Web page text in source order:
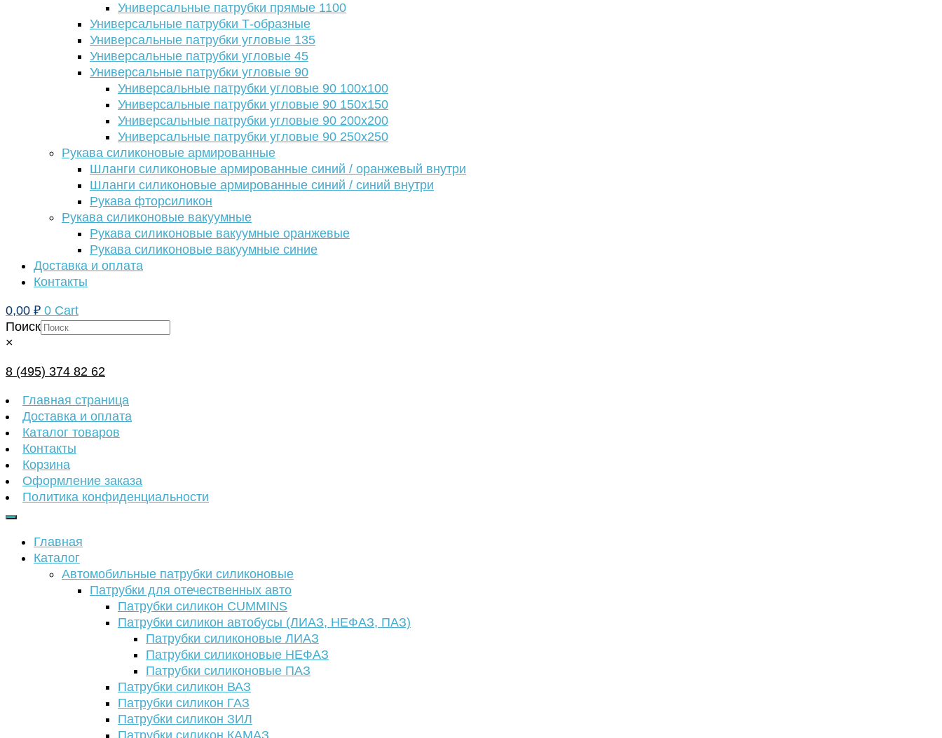
Универсальные патрубки прямые 1100
Универсальные патрубки Т-образные
Универсальные патрубки угловые 135
Универсальные патрубки угловые 45
Универсальные патрубки угловые 90
Универсальные патрубки угловые 90 100х100
Универсальные патрубки угловые 90 150х150
Универсальные патрубки угловые 90 200х200
Универсальные патрубки угловые 90 250х250
Рукава силиконовые армированные
Шланги силиконовые армированные синий / оранжевый внутри
Шланги силиконовые армированные синий / синий внутри
Рукава фторсиликон
Рукава силиконовые вакуумные
Рукава силиконовые вакуумные оранжевые
Рукава силиконовые вакуумные синие
Доставка и оплата
Контакты
0,00 ₽ 0 Cart
Поиск
×
8 (495) 374 82 62
Главная страница
Доставка и оплата
Каталог товаров
Контакты
Корзина
Оформление заказа
Политика конфиденциальности
Главная
Каталог
Автомобильные патрубки силиконовые
Патрубки для отечественных авто
Патрубки силикон CUMMINS
Патрубки силикон автобусы (ЛИАЗ, НЕФАЗ, ПАЗ)
Патрубки силиконовые ЛИАЗ
Патрубки силиконовые НЕФАЗ
Патрубки силиконовые ПАЗ
Патрубки силикон ВАЗ
Патрубки силикон ГАЗ
Патрубки силикон ЗИЛ
Патрубки силикон КАМАЗ